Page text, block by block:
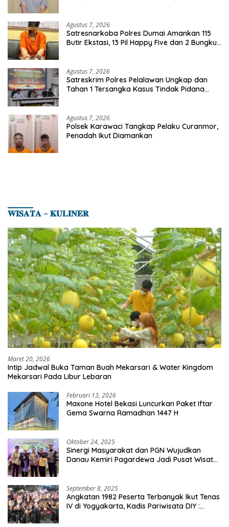
Agustus 7, 2026
Satresnarkoba Polres Dumai Amankan 115
Butir Ekstasi, 13 Pil Happy Five dan 2 Bungkus
Agustus 7, 2026
Satreskrim Polres Pelalawan Ungkap dan
Tahan 1 Tersangka Kasus Tindak Pidana
Agustus 7, 2026
Polsek Karawaci Tangkap Pelaku Curanmor,
Penadah Ikut Diamankan
𝐖𝐈𝐒𝐀𝐓𝐀 – 𝐊𝐔𝐋𝐈𝐍𝐄𝐑
Maret 20, 2026
Intip Jadwal Buka Taman Buah Mekarsari & Water Kingdom
Mekarsari Pada Libur Lebaran
Februari 13, 2026
Maxone Hotel Bekasi Luncurkan Paket Iftar
Gema Swarna Ramadhan 1447 H
Oktober 24, 2025
Sinergi Masyarakat dan PGN Wujudkan
Danau Kemiri Pagardewa Jadi Pusat Wisata
September 8, 2025
Angkatan 1982 Peserta Terbanyak Ikut Tenas
IV di Yogyakarta, Kadis Pariwisata DIY :